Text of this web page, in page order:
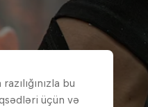
bu
üçün və